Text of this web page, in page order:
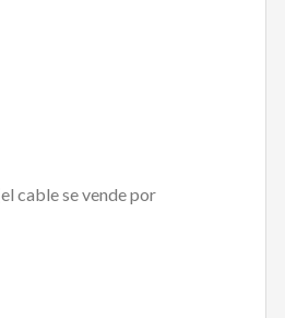
cable se vende por